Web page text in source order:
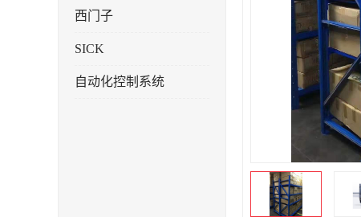
西门子
SICK
自动化控制系统